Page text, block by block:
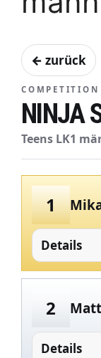
← zurück
COMPETITION
NINJA
Teens LK1
1
Details
2
Details